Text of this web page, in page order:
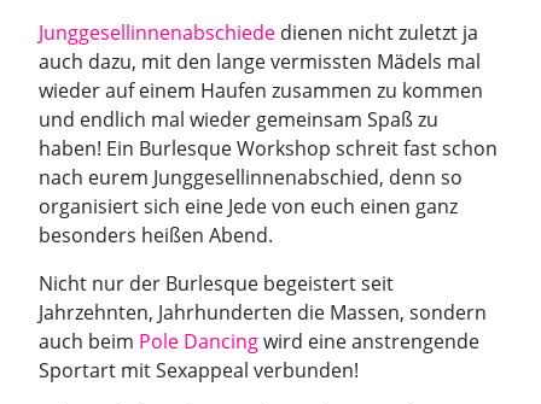
Junggesellinnenabschiede dienen nicht zuletzt ja
auch dazu, mit den lange vermissten Mädels mal
wieder auf einem Haufen zusammen zu kommen
und endlich mal wieder gemeinsam Spaß zu
haben! Ein Burlesque Workshop schreit fast schon
nach eurem Junggesellinnenabschied, denn so
organisiert sich eine Jede von euch einen ganz
besonders heißen Abend.
Nicht nur der Burlesque begeistert seit
Jahrzehnten, Jahrhunderten die Massen, sondern
auch beim Pole Dancingwird eine anstrengende
Sportart mit Sexappeal verbunden!